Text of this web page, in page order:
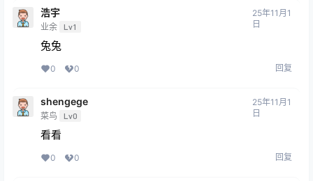
浩宇
业余 Lv1
25年11月1
日
兔兔
0 0 回复
shengege
菜鸟 Lv0
25年11月1
日
看看
0 0 回复